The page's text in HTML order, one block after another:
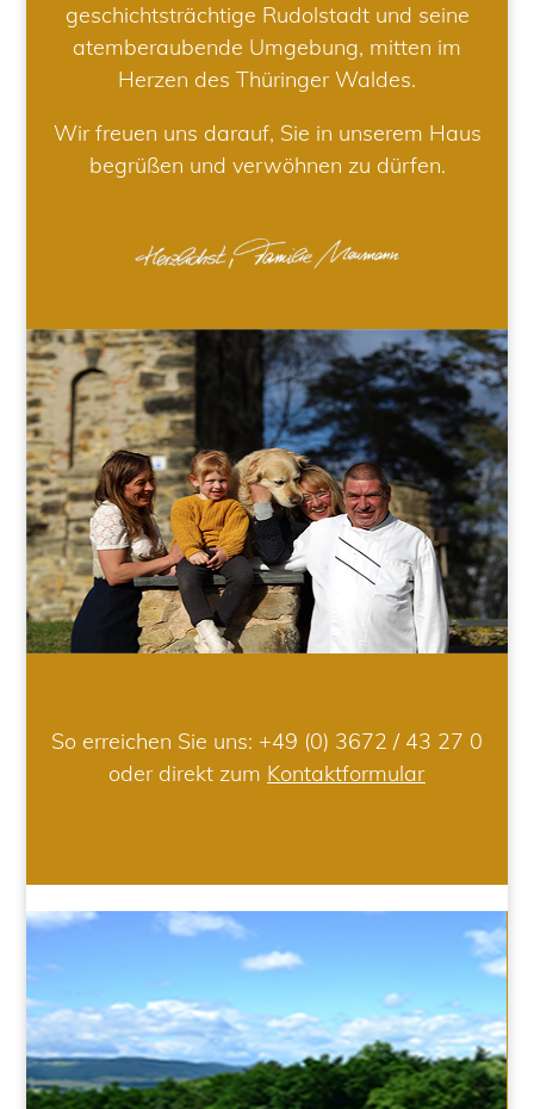
geschichtsträchtige Rudolstadt und seine
atemberaubende Umgebung, mitten im
Herzen des Thüringer Waldes.
Wir freuen uns darauf, Sie in unserem Haus
begrüßen und verwöhnen zu dürfen.
So erreichen Sie uns: +49 (0) 3672 / 43 27 0
oder direkt zum Kontaktformular